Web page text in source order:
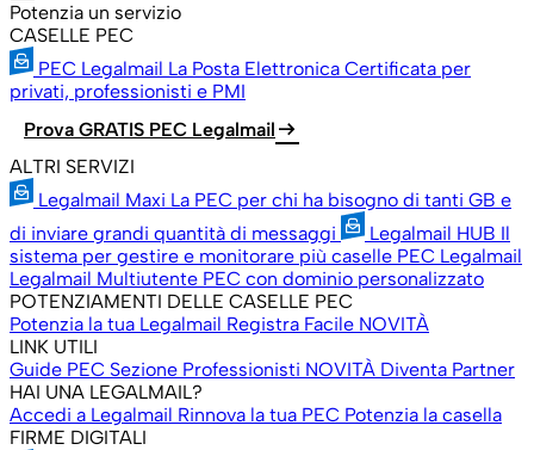
Potenzia un servizio
CASELLE PEC
PEC Legalmail La Posta Elettronica Certificata per
privati, professionisti e PMI
Prova GRATIS PEC Legalmail arrow_right_alt
ALTRI SERVIZI
Legalmail Maxi La PEC per chi ha bisogno di tanti GB e
di inviare grandi quantità di messaggi
Legalmail HUB Il
sistema per gestire e monitorare più caselle PEC Legalmail
Legalmail Multiutente PEC con dominio personalizzato
POTENZIAMENTI DELLE CASELLE PEC
Potenzia la tua Legalmail Registra Facile NOVITÀ
LINK UTILI
Guide PEC Sezione Professionisti NOVITÀ Diventa Partner
HAI UNA LEGALMAIL?
Accedi a Legalmail Rinnova la tua PEC Potenzia la casella
FIRME DIGITALI